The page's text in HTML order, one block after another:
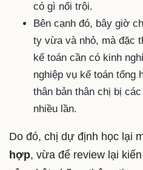
có gì nổi trội.
Bên cạnh đó, bây giờ
ty vừa và nhỏ, mà đặc
kế toán cần có kinh
nghiệp vụ kế toán tổng
thân bản thân chị bị
nhiều lần.
Do đó, chị dự định học lại
hợp, vừa để review lại